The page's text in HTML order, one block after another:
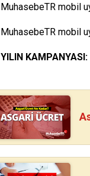
MuhasebeTR mobil
MuhasebeTR mobil
YILIN